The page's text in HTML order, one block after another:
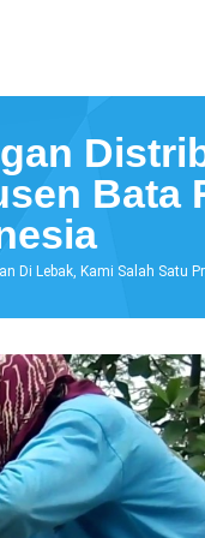
Bata
Di Lebak, Kami Salah Satu